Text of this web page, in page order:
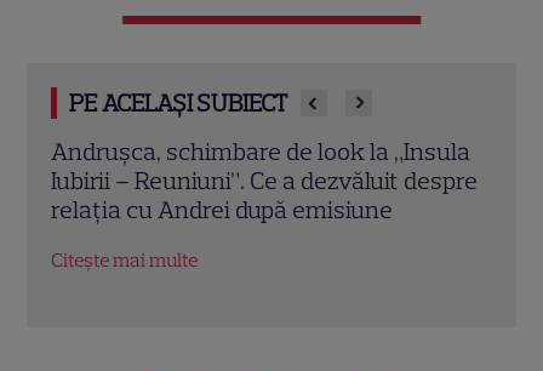
PE ACELAȘI SUBIECT
Ella a vrut să îl revadă pe Andrei la
„Insula Iubirii – Reuniuni”, dar fostul
logodnic a refuzat întâlnirea. Explicația